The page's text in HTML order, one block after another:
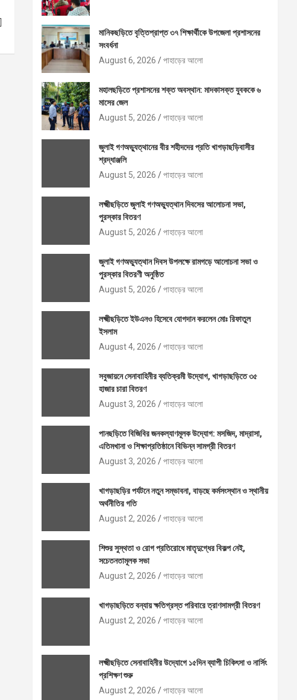
মানিকছড়িতে বৃত্তিপ্রাপ্ত ৩৭ শিক্ষার্থীকে উপজেলা প্রশাসনের
সংবর্ধনা
August 6, 2026
পাহাড়ের আলো
মহালছড়িতে প্রশাসনের শক্ত অবস্থান: মাদকাসক্ত যুবককে ৬
মাসের জেল
August 5, 2026
পাহাড়ের আলো
জুলাই গণঅভ্যুত্থানের বীর শহীদদের প্রতি খাগড়াছড়িবাসীর
শ্রদ্ধাঞ্জলি
August 5, 2026
পাহাড়ের আলো
লক্ষ্মীছড়িতে জুলাই গণঅভ্যুত্থান দিবসের আলোচনা সভা,
পুরস্কার বিতরণ
August 5, 2026
পাহাড়ের আলো
জুলাই গণঅভ্যুত্থান দিবস উপলক্ষে রামগড়ে আলোচনা সভা ও
পুরস্কার বিতরণী অনুষ্ঠিত
August 5, 2026
পাহাড়ের আলো
লক্ষ্মীছড়িতে ইউএনও হিসেবে যোগদান করলেন মোঃ রিফাতুল
ইসলাম
August 4, 2026
পাহাড়ের আলো
সবুজায়নে সেনাবাহিনীর ব্যতিক্রমী উদ্যোগ, খাগড়াছড়িতে ৩৫
হাজার চারা বিতরণ
August 3, 2026
পাহাড়ের আলো
পানছড়িতে বিজিবির জনকল্যাণমূলক উদ্যোগ: মসজিদ, মাদ্রাসা,
এতিমখানা ও শিক্ষাপ্রতিষ্ঠানে বিভিন্ন সামগ্রী বিতরণ
August 3, 2026
পাহাড়ের আলো
খাগড়াছড়ির পর্যটনে নতুন সম্ভাবনা, বাড়ছে কর্মসংস্থান ও স্থানীয়
অর্থনীতির গতি
August 2, 2026
পাহাড়ের আলো
শিশুর সুস্থতা ও রোগ প্রতিরোধে মাতৃদুগ্ধের বিকল্প নেই,
সচেতনতামূলক সভা
August 2, 2026
পাহাড়ের আলো
খাগড়াছড়িতে বন্যায় ক্ষতিগ্রস্ত পরিবারে ত্রাণসামগ্রী বিতরণ
August 2, 2026
পাহাড়ের আলো
লক্ষ্মীছড়িতে সেনাবাহিনীর উদ্যোগে ১৫দিন ব্যাপী চিকিৎসা ও নার্সিং
প্রশিক্ষণ শুরু
August 2, 2026
পাহাড়ের আলো